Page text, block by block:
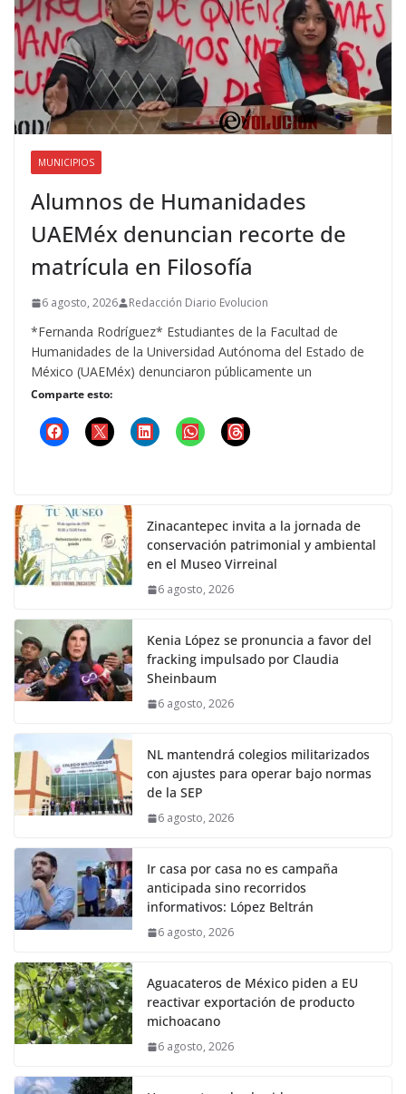
MUNICIPIOS
Alumnos de Humanidades
UAEMéx denuncian recorte de
matrícula en Filosofía
6 agosto, 2026 Redacción Diario Evolucion
*Fernanda Rodríguez* Estudiantes de la Facultad de
Humanidades de la Universidad Autónoma del Estado de
México (UAEMéx) denunciaron públicamente un
Comparte esto:
Zinacantepec invita a la jornada de
conservación patrimonial y ambiental
en el Museo Virreinal
6 agosto, 2026
Kenia López se pronuncia a favor del
fracking impulsado por Claudia
Sheinbaum
6 agosto, 2026
NL mantendrá colegios militarizados
con ajustes para operar bajo normas
de la SEP
6 agosto, 2026
Ir casa por casa no es campaña
anticipada sino recorridos
informativos: López Beltrán
6 agosto, 2026
Aguacateros de México piden a EU
reactivar exportación de producto
michoacano
6 agosto, 2026